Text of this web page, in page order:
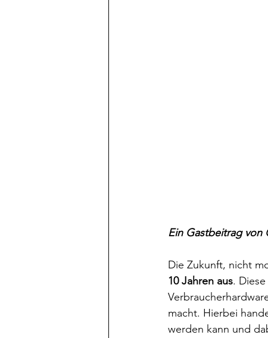
Ein Gastbeitrag von
Die Zukunft, nicht
10 Jahren aus.
macht. Hierbei
werden kann und